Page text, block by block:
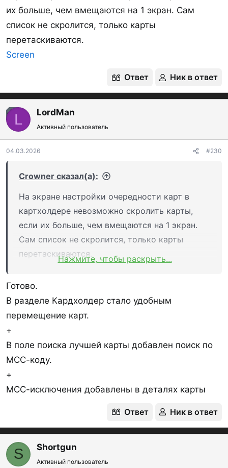
4. Выбираем категории для этого месяца из
вашего созданного списка категорий.
Информацию дополню.
по всем картам, можем искать и записывать
операции.
Информацию дополню.
Буду рад ответить на любые вопросы по работе
Последнее редактирование:
:
SarDmitriy Wapster
их больше, чем вмещаются на 1 экран. Сам
список не скролится, только карты
перетаскиваются.
Screen
Ответ Ник в ответ
OP L LordMan
Активный пользователь
04.03.2026 #230
Crowner сказал(а):
На экране настройки очередности карт в
картхолдере невозможно скролить карты,
если их больше, чем вмещаются на 1 экран.
Сам список не скролится, только карты
перетаскиваются.Нажмите, чтобы раскрыть...
Готово.
В разделе Кардхолдер стало удобным
перемещение карт.
+
В поле поиска лучшей карты добавлен поиск по
МСС-коду.
+
МСС-исключения добавлены в деталях карты
Ответ Ник в ответ
S Shortgun
Активный пользователь